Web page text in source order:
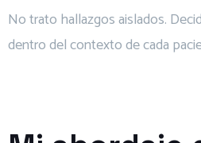
No trato hallazgos aislados.
dentro del contexto de cada